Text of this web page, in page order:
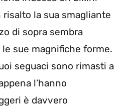
la sua smagliante
di sopra sembra
sue magnifiche forme.
seguaci sono rimasti a
l’hanno
è davvero